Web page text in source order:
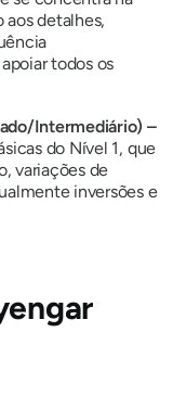
aos detalhes,
todos os
Intermediário) –
do Nível 1, que
variações de
inversões e